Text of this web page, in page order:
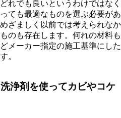
れでも良いというわけではなく
ても最適なものを選ぶ必要があ
ざましく以前では考えられなか
のも存在します。何れの材料も
メーカー指定の施工基準にした
。
浄剤を使ってカビやコケ